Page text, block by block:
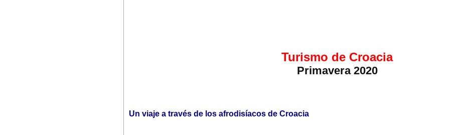
Turismo de Croacia
Primavera 2020
Un viaje a través de los afrodisíacos de Croacia